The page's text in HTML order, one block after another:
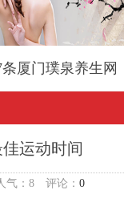
厦门璞泉养生网
运动时间
： 8评论： 0